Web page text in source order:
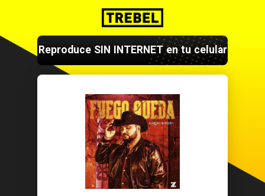
Reproduce SIN INTERNET en tu celular